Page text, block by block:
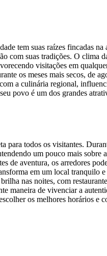
tem suas raízes fincadas
com suas tradições. O clima
visitações em
os meses mais secos, de
a culinária regional,
povo é um dos grandes
para todos os visitantes.
um pouco mais
de aventura, os arredores
em um local tranquilo
nas noites, com
maneira de vivenciar a
os melhores horários e